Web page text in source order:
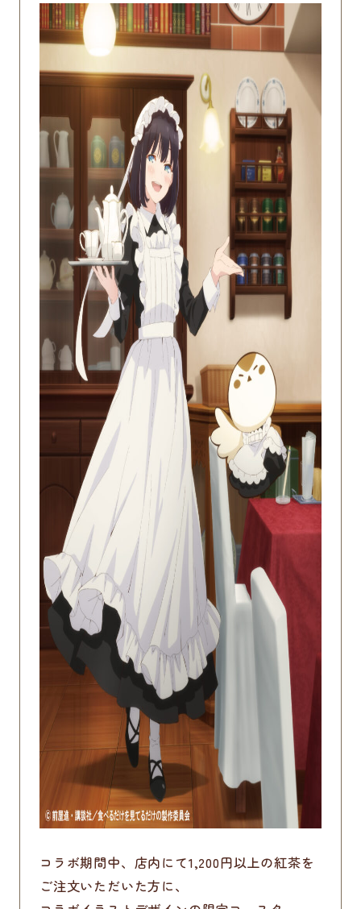
コラボ期間中、店内にて1,200円以上の紅茶を
ご注文いただいた方に、